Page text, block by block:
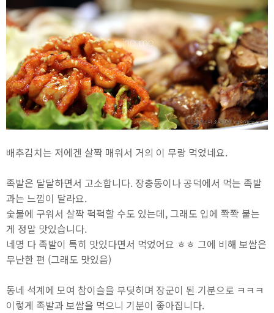
배추김치는 저에겐 살짝 매워서 거의 이 무랑 먹었네요.
족발은 달달하면서 고소합니다. 장충동이나 공덕에서 먹는 족발
과는 느낌이 달라요.
숯불에 구워서 살짝 퍽퍽할 수도 있는데, 그래도 입에 쫙쫙 붙는
게 정말 맛있습니다.
네명 다 족발이 특히 맛있다면서 먹었어요 ㅎㅎ 그에 비해 보쌈은
무난한 편 (그래도 맛있음)
동네 석계에 모여 참이슬을 부딪히며 장군이 된 기분으로 ㅋㅋㅋ
이렇게 족발과 보쌈을 먹으니 기분이 좋아집니다.